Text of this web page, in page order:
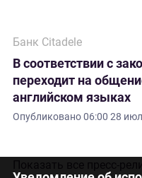
Банк Citadele
В соответствии с
переходит на
английском языках
Опубликовано06:00 28